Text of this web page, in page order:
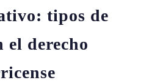
tipos de
el derecho